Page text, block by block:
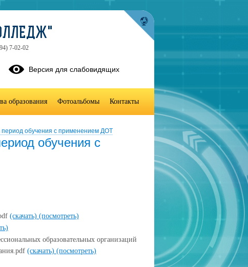
период обучения с применением ДОТ
обучения с
(скачать) (посмотреть)
образовательных организаций
(скачать) (посмотреть)
7-02-02
Версия для слабовидящих
образования Фотоальбомы Контакты